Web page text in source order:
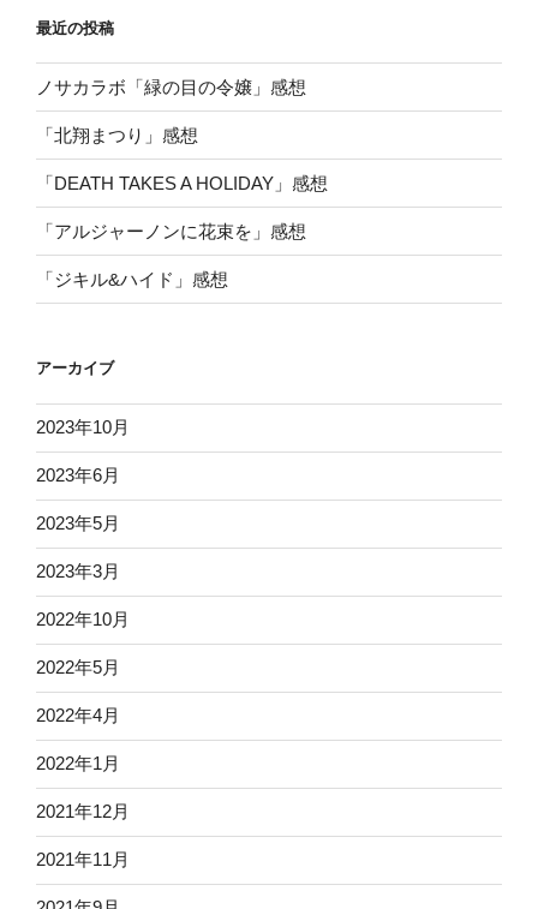
披
露」
を
妄
想
し
て
た”
の
最近の投稿
ノサカラボ「緑の目の令嬢」感想
「北翔まつり」感想
「DEATH TAKES A HOLIDAY」感想
「アルジャーノンに花束を」感想
「ジキル&ハイド」感想
アーカイブ
2023年10月
2023年6月
2023年5月
2023年3月
2022年10月
2022年5月
2022年4月
2022年1月
2021年12月
2021年11月